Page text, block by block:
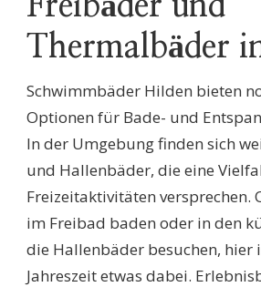
Thermalbäder
Schwimmbäder Hilden bieten
Optionen für Bade- und
In der Umgebung finden sich
und Hallenbäder, die eine
Freizeitaktivitäten versprechen.
im Freibad baden oder in den
die Hallenbäder besuchen, hier
Jahreszeit etwas dabei.